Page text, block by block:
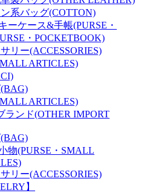
系バッグ(COTTON)
ーケース&手帳(PURSE・
・POCKETBOOK)
リー(ACCESSORIES)
ARTICLES)
ARTICLES)
ランド(OTHER IMPORT
物(PURSE・SMALL
リー(ACCESSORIES)
】